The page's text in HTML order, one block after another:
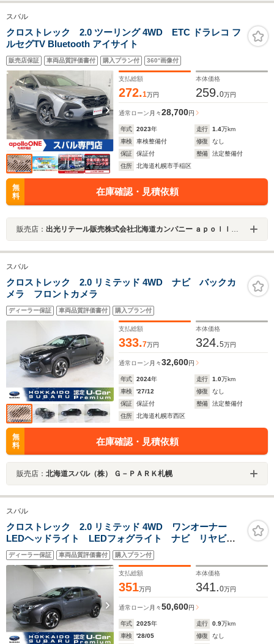
スバル
クロストレック 2.0 ツーリング 4WD ETC ドラレコ フ
ルセグTV Bluetooth アイサイト
販売店保証 車両品質評価書付 購入プラン付 360°画像付
支払総額
272.1万円
本体価格
259.0万円
通常ローン 月々28,700円
年式 2023年 走行 1.4万km
車検
車検整備付 修復
なし
保証
保証付 整備
法定整備付
住所
北海道札幌市手稲区
無
料
在庫確認・見積依頼
販売店： 出光リテール販売株式会社北海道カンパニー ａｐｏｌｌｏＯＮＥ札幌手稲Ｕ－ＣＡＲスバル専門店
スバル
クロストレック 2.0 リミテッド 4WD ナビ バックカ
メラ フロントカメラ
ディーラー保証 車両品質評価書付 購入プラン付
支払総額
333.7万円
本体価格
324.5万円
通常ローン 月々32,600円
年式 2024年 走行 1.0万km
車検
'27/12 修復
なし
保証
保証付 整備
法定整備付
住所
北海道札幌市西区
無
料
在庫確認・見積依頼
販売店： 北海道スバル（株） Ｇ－ＰＡＲＫ札幌
スバル
クロストレック 2.0 リミテッド 4WD ワンオーナー
LEDヘッドライト LEDフォグライト ナビ リヤビュ
ーカメラ
ディーラー保証 車両品質評価書付 購入プラン付
支払総額
351万円
本体価格
341.0万円
通常ローン 月々50,600円
年式 2025年 走行 0.9万km
車検
'28/05 修復 なし